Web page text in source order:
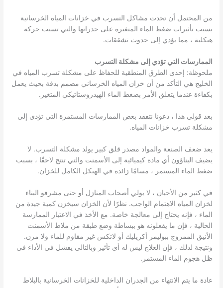
من المحتمل أن تحدث مشاكل التسرب في خزانات المياه الخرسانية
بسبب تأثيرات ضغط الماء المتغيرة على جدرانها والتي تسبب حركة
هيكلية ، مما يؤدي إلى حدوث تشققات.
الممارسات التي تؤدي إلى مشكلة التسرب
ملحوظة: إحدى الطرق المنطقية للحفاظ على مشكلة تسرب المياه في
الخليج هي التأكد من أن خزان المياه الخرساني مصمم بدقة بحيث يعمل
بكفاءة عندما يتعلق الأمر بضغط الماء الهيدروستاتيكي المتغير.
بعد قولي هذا ، دعونا نتفقد بعض الممارسات المستمرة التي تؤدي إلى
مشكلة تسرب خزانات المياه.
يعد ضعف الصنعة والمواد مصدر قلق كبير يولد مشكلة التسرب. لا
يضيف البناؤون أي مادة كيميائية إلى الأسمنت والتي تنتج لاحقًا ، بسبب
ضغط الماء المستمر ، مسامًا زائدة في الهيكل الكامل للخزان.
في كثير من الأحيان ، لا يولي أصحاب المنازل أو حتى مشرفو البناء
لخزان المياه الاهتمام الواجب. نظرًا لأن الخزان سيخزن كمية جيدة من
الماء ، فإنه يحتاج إلى معالجة خاصة. مع الأخذ في الاعتبار الممارسة
الحالية ، فإن ما يفعلونه هو ببساطة وضع طبقة من ملاط ​​الأسمنت
الأنيق الممزوج ببوليمر أكريليك أو لاتكس غير مقاوم للماء ولا مرن.
ونتيجة لذلك ، فإن العلاج ليس له أي تأثير وبالتالي يفشل في الأداء في
ظل هجوم الماء المستمر.
عادة ما يتم الانتهاء من الجدران الداخلية للخزانات الخرسانية بالبلاط